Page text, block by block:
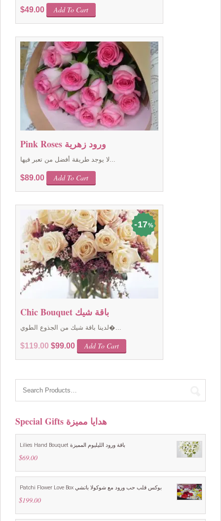
$49.00 Add To Cart
Pink Roses ورود زهرية
لا يوجد طريقة أفضل من تعبر فيها...
$89.00 Add To Cart
17%
Chic Bouquet باقة شيك
لدينا باقة شيك من الجذوع الطوي�...
$119.00 Original
$99.00Current
price
Add To Cart
Special Gifts هدايا مميزة
Lilies Hand Bouquet باقة ورود الليليوم المميزة
$69.00
Patchi Flower Love Box بوكس قلب حب ورود مع شوكولا باتشي
$199.00